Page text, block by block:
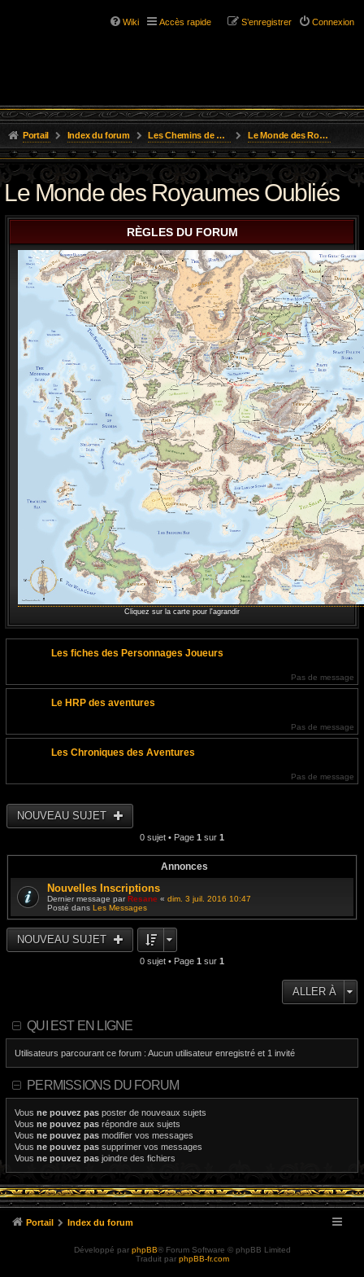
Wiki Accès rapide Connexion
S’enregistrer
Portail Index du forum Les Chemins de L'Aventure Le Monde des Royaumes Oubliés
Le Monde des Royaumes Oubliés
RÈGLES DU FORUM
Cliquez sur la carte pour l'agrandir
Les fiches des Personnages Joueurs
Pas de message
Le HRP des aventures
Pas de message
Les Chroniques des Aventures
Pas de message
NOUVEAU SUJET
0 sujet • Page 1 sur 1
Annonces
Nouvelles Inscriptions
Dernier message parResane « dim. 3 juil. 2016 10:47
Posté dans Les Messages
NOUVEAU SUJET
0 sujet • Page 1 sur 1
ALLER À
QUI EST EN LIGNE
Utilisateurs parcourant ce forum : Aucun utilisateur enregistré et 1 invité
PERMISSIONS DU FORUM
Vous ne pouvez pas poster de nouveaux sujets
Vous ne pouvez pas répondre aux sujets
Vous ne pouvez pas modifier vos messages
Vous ne pouvez pas supprimer vos messages
Vous ne pouvez pas joindre des fichiers
Portail Index du forum
Développé par phpBB® Forum Software © phpBB Limited
Traduit par phpBB-fr.com